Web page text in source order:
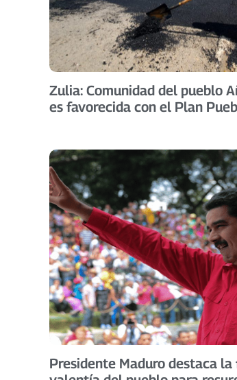
Zulia: Comunidad del pueblo
es favorecida con el Plan
Presidente Maduro destaca